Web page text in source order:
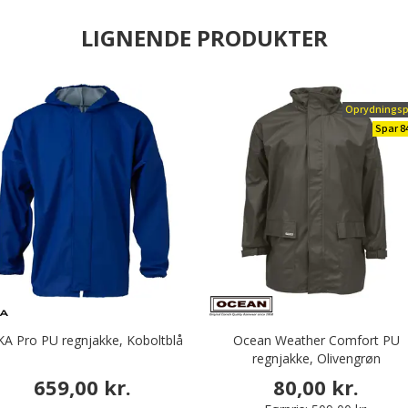
LIGNENDE PRODUKTER
Pro PU regnjakke, Koboltblå
659,00 kr.
Spar
Ocean Weather Comfort PU
regnjakke, Olivengrøn
80,00 kr.